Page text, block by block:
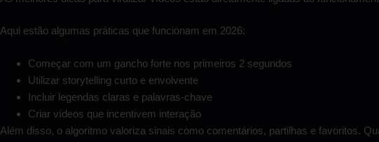
Aqui estão algumas práticas que funcionam em 2026:
Começar com um gancho forte nos primeiros 2 segundos
Utilizar storytelling curto e envolvente
Incluir legendas claras e palavras-chave
Criar vídeos que incentivem interação
Além disso, o algoritmo valoriza sinais como comentários, partilhas e favoritos.